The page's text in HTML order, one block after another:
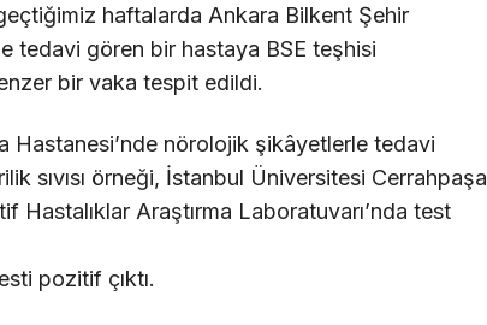
haftalarda Ankara Bilkent Şehir
tedavi gören bir hastaya BSE teşhisi
bir vaka tespit edildi.
Hastanesi’nde nörolojik şikâyetlerle tedavi
sıvısı örneği, İstanbul Üniversitesi Cerrahpaşa
Hastalıklar Araştırma Laboratuvarı’nda test
pozitif çıktı.